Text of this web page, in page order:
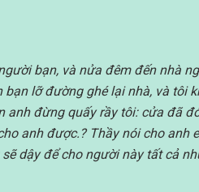
bạn, và nửa đêm đến nhà
bạn lỡ đường ghé lại nhà, và tôi
anh đừng quấy rầy tôi: cửa đã
anh được.? Thầy nói cho anh
dậy để cho người này tất cả